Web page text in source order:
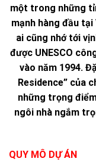
một trong những
mạnh hàng đầu tại
ai cũng nhớ tới
được UNESCO
vào năm 1994.
Residence” của
những trọng
ngôi nhà ngắm
QUY MÔ DỰ ÁN